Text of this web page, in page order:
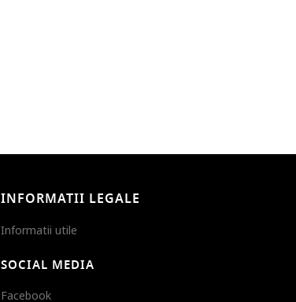
INFORMATII LEGALE
Informatii utile
SOCIAL MEDIA
Facebook